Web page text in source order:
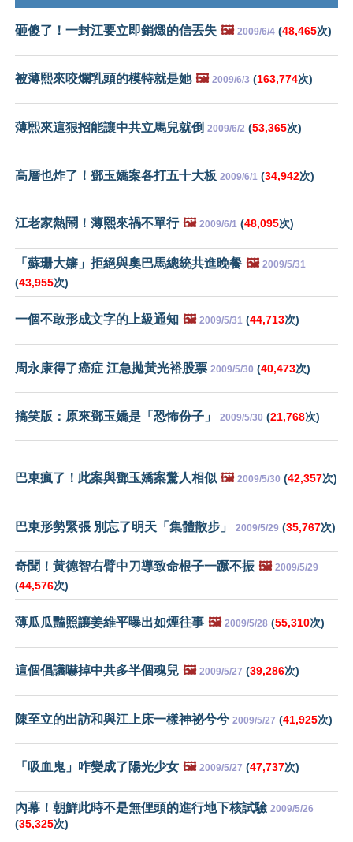
砸傻了！一封江要立即銷燬的信丟失 🖼️ 2009/6/4 (48,465次)
被薄熙來咬爛乳頭的模特就是她 🖼️ 2009/6/3 (163,774次)
薄熙來這狠招能讓中共立馬兒就倒 2009/6/2 (53,365次)
高層也炸了！鄧玉嬌案各打五十大板 2009/6/1 (34,942次)
江老家熱鬧！薄熙來禍不單行 🖼️ 2009/6/1 (48,095次)
「蘇珊大嬸」拒絕與奧巴馬總統共進晚餐 🖼️ 2009/5/31
(43,955次)
一個不敢形成文字的上級通知 🖼️ 2009/5/31 (44,713次)
周永康得了癌症 江急拋黃光裕股票 2009/5/30 (40,473次)
搞笑版：原來鄧玉嬌是「恐怖份子」 2009/5/30 (21,768次)
巴東瘋了！此案與鄧玉嬌案驚人相似 🖼️ 2009/5/30 (42,357次)
巴東形勢緊張 別忘了明天「集體散步」 2009/5/29 (35,767次)
奇聞！黃德智右臂中刀導致命根子一蹶不振 🖼️ 2009/5/29
(44,576次)
薄瓜瓜豔照讓姜維平曝出如煙往事 🖼️ 2009/5/28 (55,310次)
這個倡議嚇掉中共多半個魂兒 🖼️ 2009/5/27 (39,286次)
陳至立的出訪和與江上床一樣神祕兮兮 2009/5/27 (41,925次)
「吸血鬼」咋變成了陽光少女 🖼️ 2009/5/27 (47,737次)
內幕！朝鮮此時不是無俚頭的進行地下核試驗 2009/5/26
(35,325次)